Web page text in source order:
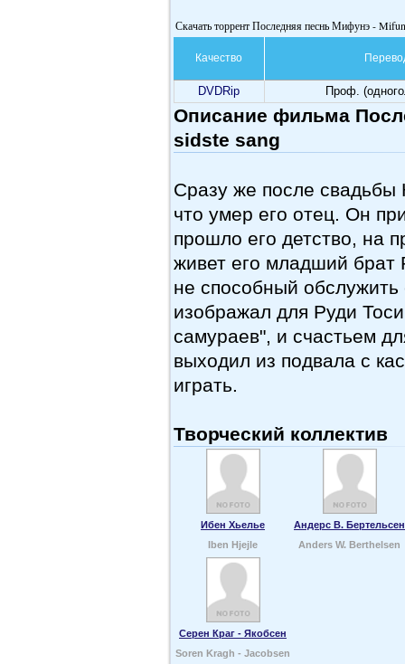
Скачать торрент Последняя песнь Мифунэ -
Качество
DVDRip Проф.
Описание фильма
sidste sang
Сразу же после свадьбы
что умер его отец. Он
прошло его детство, на
живет его младший
не способный обслужить
изображал для Руди
самураев", и счастьем
выходил из подвала с
играть.
Творческий коллектив
Ибен Хьелье
Андерс В. Бертельсен
Iben Hjejle
Anders W. Berthelsen
Серен Краг - Якобсен
Soren Kragh - Jacobsen